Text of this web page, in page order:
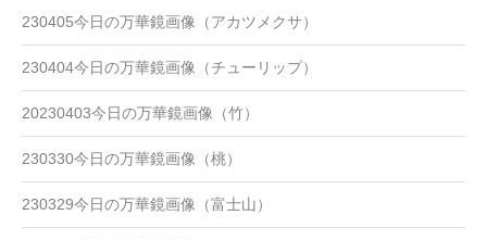
230405今日の万華鏡画像（アカツメクサ）
230404今日の万華鏡画像（チューリップ）
20230403今日の万華鏡画像（竹）
230330今日の万華鏡画像（桃）
230329今日の万華鏡画像（富士山）